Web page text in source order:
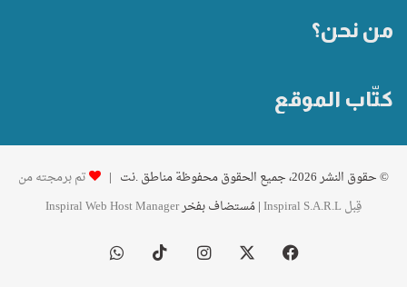
من نحن؟
كتّاب الموقع
© حقوق النشر 2026، جميع الحقوق محفوظة مناطق .نت |
تم برمجته من
قِبل Inspiral S.A.R.L
| مُستضاف بفخرInspiral Web Host Manager
فيسبوك انستقرام ‫TikTokواتساب